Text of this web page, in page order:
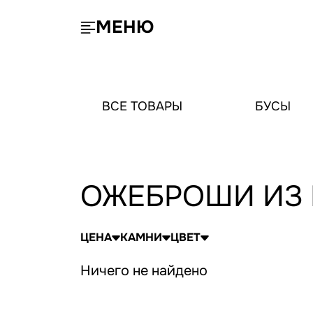
МЕНЮ
ВСЕ ТОВАРЫ БУСЫ
ОЖЕБРОШИ ИЗ
ЦЕНА КАМНИ ЦВЕТ
Ничего не найдено